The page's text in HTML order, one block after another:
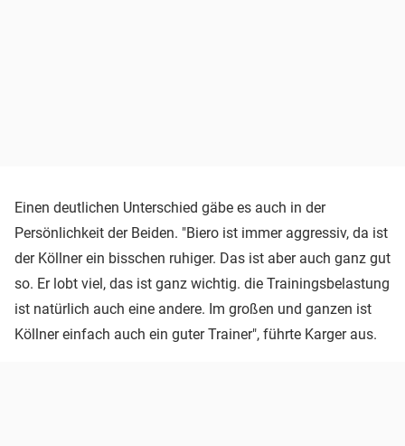
Einen deutlichen Unterschied gäbe es auch in der
Persönlichkeit der Beiden. "Biero ist immer aggressiv, da ist
der Köllner ein bisschen ruhiger. Das ist aber auch ganz gut
so. Er lobt viel, das ist ganz wichtig. die Trainingsbelastung
ist natürlich auch eine andere. Im großen und ganzen ist
Köllner einfach auch ein guter Trainer", führte Karger aus.